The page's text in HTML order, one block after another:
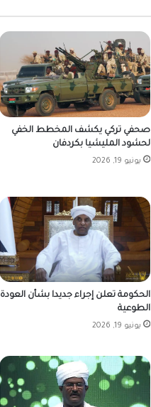
صحفي تركي يكشف المخطط الخفي
لحشود المليشيا بكردفان
يونيو 19, 2026
الحكومة تعلن إجراء جديدا بشأن العودة
الطوعية
يونيو 19, 2026